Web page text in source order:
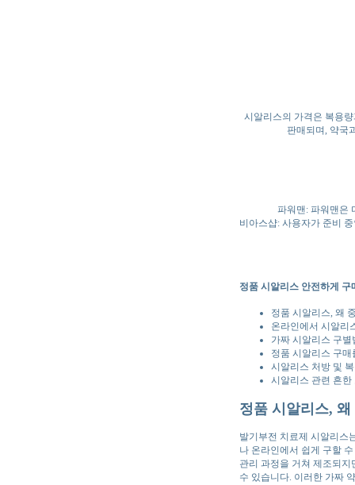
시알리스의 가격은 복용
판매되며, 약국
파워맨: 파워맨은
비아스샵: 사용자가 준비
정품 시알리스 안전하게
정품 시알리스, 왜
온라인에서 시알리
가짜 시알리스 구
정품 시알리스 구
시알리스 처방 및
시알리스 관련 흔한
정품 시알리스,
발기부전 치료제 시알리스
나 온라인에서 쉽게 구할
관리 과정을 거쳐 제조되
수 있습니다. 이러한 가짜